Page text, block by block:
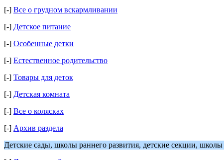
[-] Все о грудном вскармливании
[-] Детское питание
[-] Особенные детки
[-] Естественное родительство
[-] Товары для деток
[-] Детская комната
[-] Все о колясках
[-] Архив раздела
Детские сады, школы раннего развития, детские секции, школы